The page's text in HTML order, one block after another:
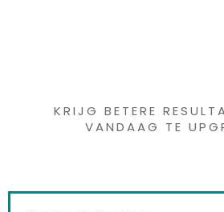
KRIJG BETERE
VANDAAG TE